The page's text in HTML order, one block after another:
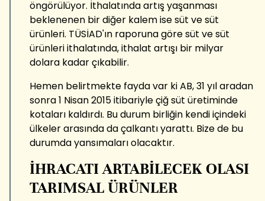
öngörülüyor. İthalatında artış yaşanması
beklenenen bir diğer kalem ise süt ve süt
ürünleri. TÜSİAD'ın raporuna göre süt ve süt
ürünleri ithalatında, ithalat artışı bir milyar
dolara kadar çıkabilir.
Hemen belirtmekte fayda var ki AB, 31 yıl aradan
sonra 1 Nisan 2015 itibariyle çiğ süt üretiminde
kotaları kaldırdı. Bu durum birliğin kendi içindeki
ülkeler arasında da çalkantı yarattı. Bize de bu
durumda yansımaları olacaktır.
İHRACATI ARTABİLECEK OLASI
TARIMSAL ÜRÜNLER